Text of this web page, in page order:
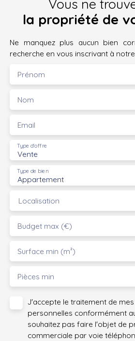
Vous ne
la propriété de
Ne manquez plus aucun bien
recherche en vous inscrivant à
Prénom
Nom
Email
Vente
Type d'offre
Appartement
Type de bien
Localisation
Budget max (€)
Surface min (m²)
Pièces min
J'accepte le traitement de
personnelles conformément
souhaitez pas faire l'objet de
commerciale par voie